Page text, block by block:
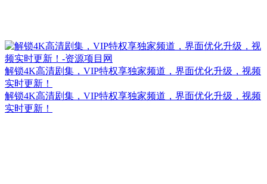
解锁4K高清剧集，VIP特权享独家频道，界面优化升级，视频
实时更新！
解锁4K高清剧集，VIP特权享独家频道，界面优化升级，视频
实时更新！